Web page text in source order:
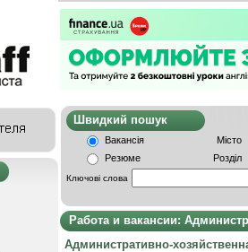
Швидкий
Вакансія
Місто
Резюме
Розділ
Ключові слова
Работа и вакансии:
Административно-